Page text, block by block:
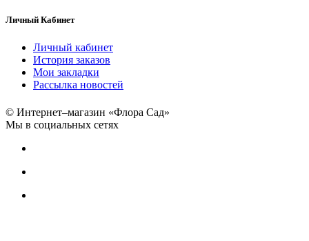
Личный Кабинет
Личный кабинет
История заказов
Мои закладки
Рассылка новостей
© Интернет–магазин «Флора Сад»
Мы в социальных сетях